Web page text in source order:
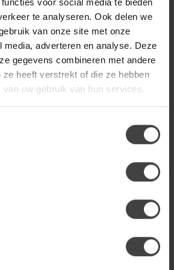
voor social media te bieden
te analyseren. Ook delen we
van onze site met onze
media, adverteren en analyse. Deze
gegevens combineren met andere
ze heeft verstrekt of die ze hebben
uw gebruik van hun services.
BENOA
Ligstoel met Wielen
Barney Teak
Praktische ligstoel Barney